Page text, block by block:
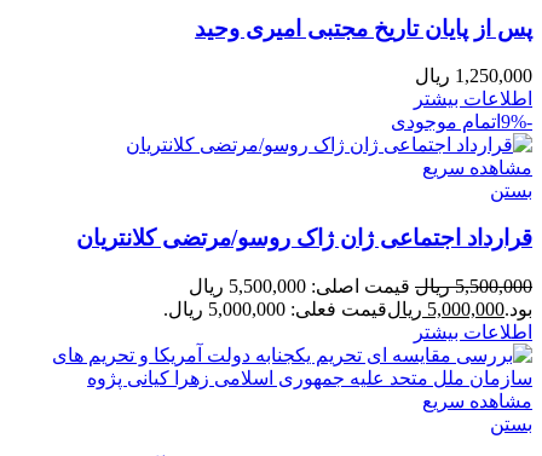
پس از پایان تاریخ مجتبی امیری وحید
1,250,000 ریال
اطلاعات بیشتر
-9%
اتمام موجودی
مشاهده سریع
بستن
قرارداد اجتماعی ژان ژاک روسو/مرتضی کلانتریان
5,500,000 ریال
قیمت اصلی: 5,500,000 ریال
بود.5,000,000 ریالقیمت فعلی: 5,000,000 ریال.
اطلاعات بیشتر
مشاهده سریع
بستن